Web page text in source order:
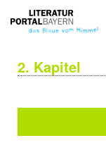
2. Kapitel